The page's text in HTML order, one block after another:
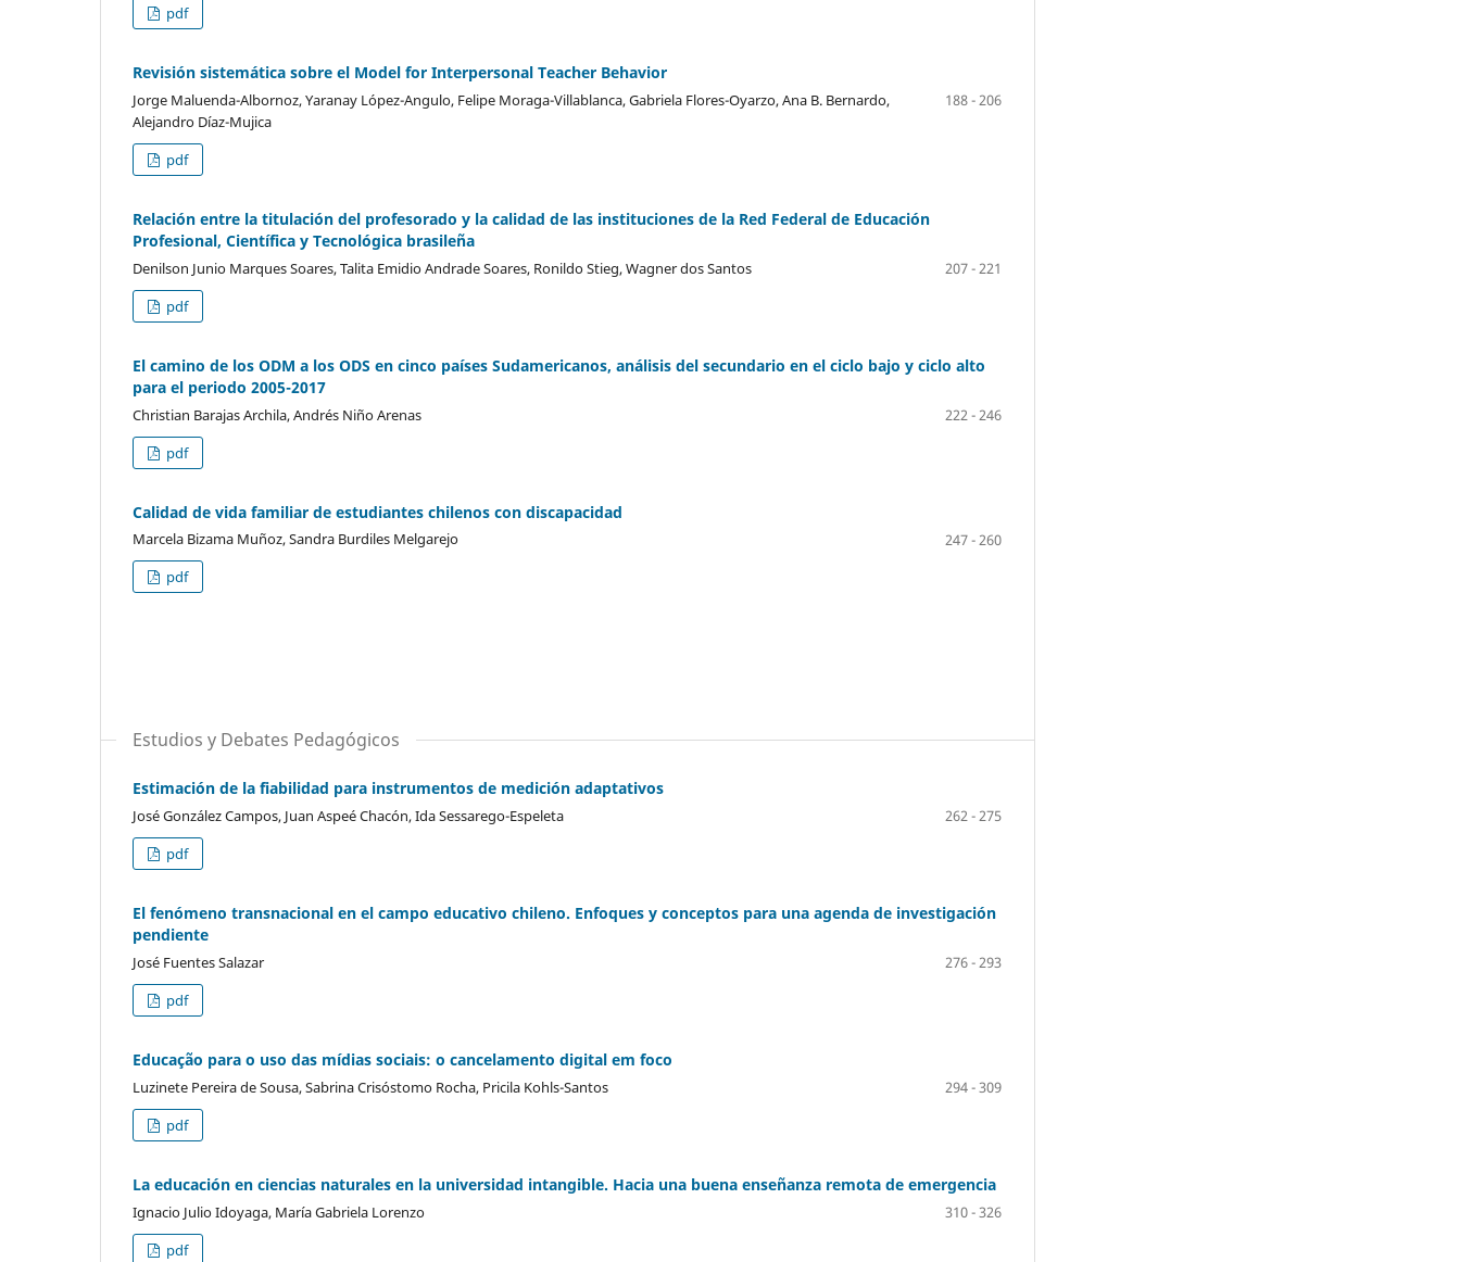
pdf
Revisión sistemática sobre el Model for Interpersonal Teacher Behavior
Jorge Maluenda-Albornoz, Yaranay López-Angulo, Felipe Moraga-Villablanca, Gabriela Flores-Oyarzo, Ana B. Bernardo,
Alejandro Díaz-Mujica
188 - 206
pdf
Relación entre la titulación del profesorado y la calidad de las instituciones de la Red Federal de Educación
Profesional, Científica y Tecnológica brasileña
Denilson Junio Marques Soares, Talita Emidio Andrade Soares, Ronildo Stieg, Wagner dos Santos
207 - 221
pdf
El camino de los ODM a los ODS en cinco países Sudamericanos, análisis del secundario en el ciclo bajo y ciclo alto
para el periodo 2005-2017
Christian Barajas Archila, Andrés Niño Arenas
222 - 246
pdf
Calidad de vida familiar de estudiantes chilenos con discapacidad
Marcela Bizama Muñoz, Sandra Burdiles Melgarejo
247 - 260
pdf
Estudios y Debates Pedagógicos
Estimación de la fiabilidad para instrumentos de medición adaptativos
José González Campos, Juan Aspeé Chacón, Ida Sessarego-Espeleta
262 - 275
pdf
El fenómeno transnacional en el campo educativo chileno. Enfoques y conceptos para una agenda de investigación
pendiente
José Fuentes Salazar
276 - 293
pdf
Educação para o uso das mídias sociais: o cancelamento digital em foco
Luzinete Pereira de Sousa, Sabrina Crisóstomo Rocha, Pricila Kohls-Santos
294 - 309
pdf
La educación en ciencias naturales en la universidad intangible. Hacia una buena enseñanza remota de emergencia
Ignacio Julio Idoyaga, María Gabriela Lorenzo
310 - 326
pdf